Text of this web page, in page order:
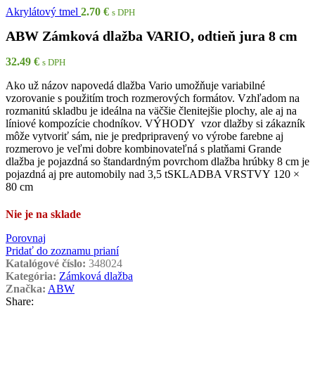
Akrylátový tmel 2.70 € s DPH
ABW Zámková dlažba VARIO, odtieň jura 8 cm
32.49 € s DPH
Ako už názov napovedá dlažba Vario umožňuje variabilné
vzorovanie s použitím troch rozmerových formátov. Vzhľadom na
rozmanitú skladbu je ideálna na väčšie členitejšie plochy, ale aj na
líniové kompozície chodníkov. VÝHODY vzor dlažby si zákazník
môže vytvoriť sám, nie je predpripravený vo výrobe farebne aj
rozmerovo je veľmi dobre kombinovateľná s platňami Grande
dlažba je pojazdná so štandardným povrchom dlažba hrúbky 8 cm je
pojazdná aj pre automobily nad 3,5 tSKLADBA VRSTVY 120 ×
80 cm
Nie je na sklade
Porovnaj
Pridať do zoznamu prianí
Katalógové číslo: 348024
Kategória: Zámková dlažba
Značka: ABW
Share: